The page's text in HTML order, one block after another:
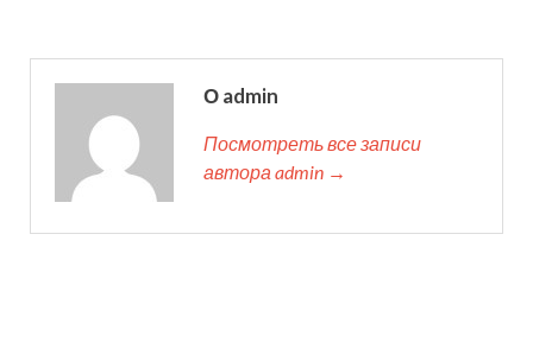
О admin
Посмотреть все записи
автора admin →